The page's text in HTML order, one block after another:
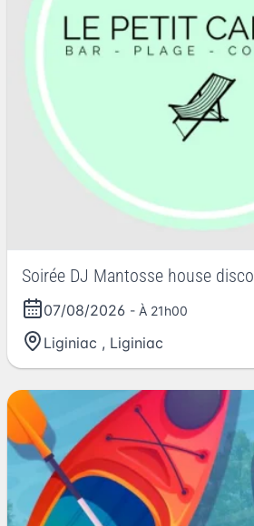
Soirée DJ Mantosse house disco
07/08/2026 - À 21h00
Liginiac , Liginiac